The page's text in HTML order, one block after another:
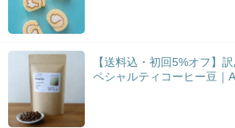
【送料込・初回5%オフ】
ペシャルティコーヒー豆｜